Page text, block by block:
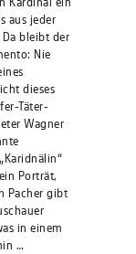
aus jeder
bleibt der
Nie
dieses
Täter-
Wagner
Porträt,
Pacher gibt
in einem
…